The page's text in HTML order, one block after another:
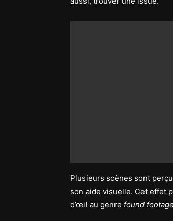
Plusieurs scènes sont
son aide visuelle. Cet effet
d’œil au genre found footage